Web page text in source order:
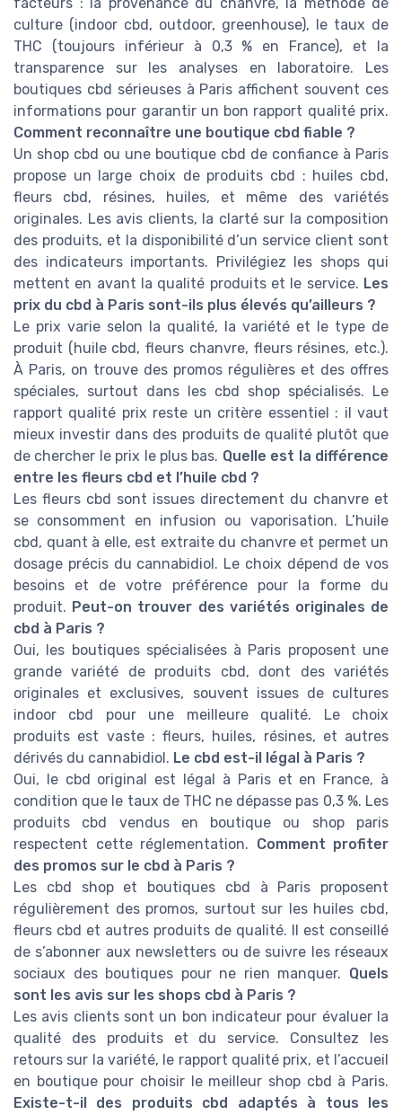
culture (indoor cbd, outdoor, greenhouse), le taux de
THC (toujours inférieur à 0,3 % en France), et la
transparence sur les analyses en laboratoire. Les
boutiques cbd sérieuses à Paris affichent souvent ces
informations pour garantir un bon rapport qualité prix.
Comment reconnaître une boutique cbd fiable ?
Un shop cbd ou une boutique cbd de confiance à Paris
propose un large choix de produits cbd : huiles cbd,
fleurs cbd, résines, huiles, et même des variétés
originales. Les avis clients, la clarté sur la composition
des produits, et la disponibilité d’un service client sont
des indicateurs importants. Privilégiez les shops qui
mettent en avant la qualité produits et le service. Les
prix du cbd à Paris sont-ils plus élevés qu’ailleurs ?
Le prix varie selon la qualité, la variété et le type de
produit (huile cbd, fleurs chanvre, fleurs résines, etc.).
À Paris, on trouve des promos régulières et des offres
spéciales, surtout dans les cbd shop spécialisés. Le
rapport qualité prix reste un critère essentiel : il vaut
mieux investir dans des produits de qualité plutôt que
de chercher le prix le plus bas. Quelle est la différence
entre les fleurs cbd et l’huile cbd ?
Les fleurs cbd sont issues directement du chanvre et
se consomment en infusion ou vaporisation. L’huile
cbd, quant à elle, est extraite du chanvre et permet un
dosage précis du cannabidiol. Le choix dépend de vos
besoins et de votre préférence pour la forme du
produit. Peut-on trouver des variétés originales de
cbd à Paris ?
Oui, les boutiques spécialisées à Paris proposent une
grande variété de produits cbd, dont des variétés
originales et exclusives, souvent issues de cultures
indoor cbd pour une meilleure qualité. Le choix
produits est vaste : fleurs, huiles, résines, et autres
dérivés du cannabidiol. Le cbd est-il légal à Paris ?
Oui, le cbd original est légal à Paris et en France, à
condition que le taux de THC ne dépasse pas 0,3 %. Les
produits cbd vendus en boutique ou shop paris
respectent cette réglementation. Comment profiter
des promos sur le cbd à Paris ?
Les cbd shop et boutiques cbd à Paris proposent
régulièrement des promos, surtout sur les huiles cbd,
fleurs cbd et autres produits de qualité. Il est conseillé
de s’abonner aux newsletters ou de suivre les réseaux
sociaux des boutiques pour ne rien manquer. Quels
sont les avis sur les shops cbd à Paris ?
Les avis clients sont un bon indicateur pour évaluer la
qualité des produits et du service. Consultez les
retours sur la variété, le rapport qualité prix, et l’accueil
en boutique pour choisir le meilleur shop cbd à Paris.
Existe-t-il des produits cbd adaptés à tous les